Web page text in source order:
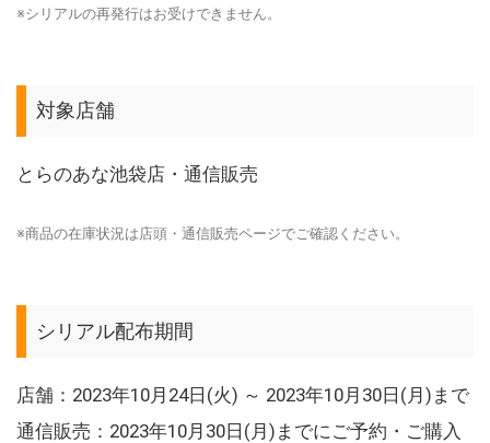
※シリアルの再発行はお受けできません。
対象店舗
とらのあな池袋店・通信販売
※商品の在庫状況は店頭・通信販売ページでご確認ください。
シリアル配布期間
店舗：2023年10月24日(火) ～ 2023年10月30日(月)まで
通信販売：2023年10月30日(月)までにご予約・ご購入